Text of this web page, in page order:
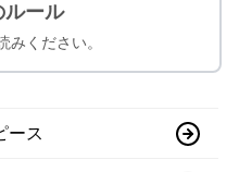
ルール
みください。
ース